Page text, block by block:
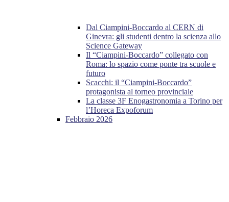
Dal Ciampini-Boccardo al CERN di
Ginevra: gli studenti dentro la scienza allo
Science Gateway
Il “Ciampini-Boccardo” collegato con
Roma: lo spazio come ponte tra scuole e
futuro
Scacchi: il “Ciampini-Boccardo”
protagonista al torneo provinciale
La classe 3F Enogastronomia a Torino per
l’Horeca Expoforum
Febbraio 2026